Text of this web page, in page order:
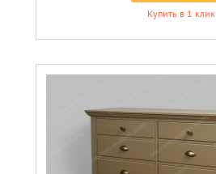
Купить в 1 клик